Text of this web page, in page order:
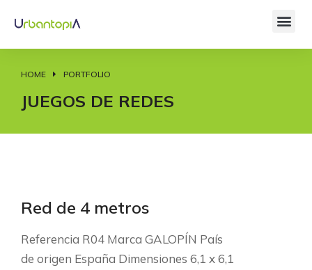
You are here:
HOME PORTFOLIO
JUEGOS DE REDES
Red de 4 metros
Referencia R04 Marca GALOPÍN País
de origen España Dimensiones 6,1 x 6,1